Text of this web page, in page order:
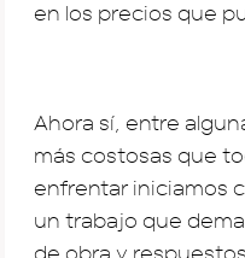
en los precios que
Ahora sí, entre
más costosas que
enfrentar iniciamos
un trabajo que